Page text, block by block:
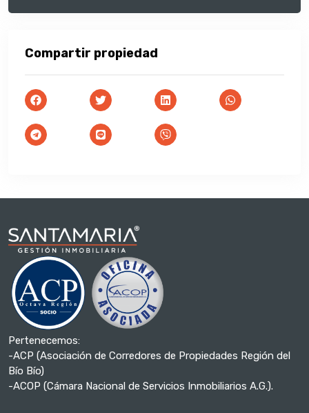
Compartir propiedad
Pertenecemos:
-ACP (Asociación de Corredores de Propiedades Región del
Bío Bío)
-ACOP (Cámara Nacional de Servicios Inmobiliarios A.G.).